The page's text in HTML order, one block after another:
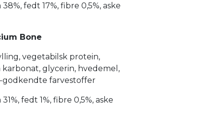
fedt 17%, fibre 0,5%, aske
Bone
vegetabilsk protein,
karbonat, glycerin, hvedemel,
godkendte farvestoffer
fedt 1%, fibre 0,5%, aske